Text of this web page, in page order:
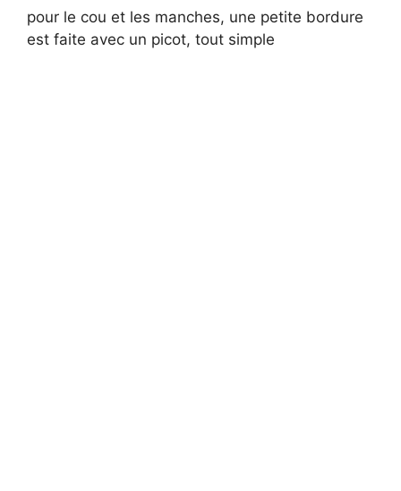
pour le cou et les manches, une petite bordure
est faite avec un picot, tout simple